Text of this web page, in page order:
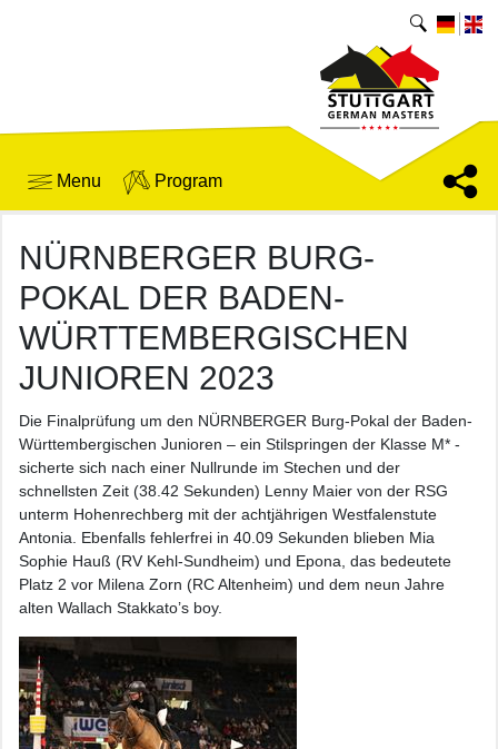
Menu Program
NÜRNBERGER BURG-
POKAL DER BADEN-
WÜRTTEMBERGISCHEN
JUNIOREN 2023
Die Finalprüfung um den NÜRNBERGER Burg-Pokal der Baden-
Württembergischen Junioren – ein Stilspringen der Klasse M* -
sicherte sich nach einer Nullrunde im Stechen und der
schnellsten Zeit (38.42 Sekunden) Lenny Maier von der RSG
unterm Hohenrechberg mit der achtjährigen Westfalenstute
Antonia. Ebenfalls fehlerfrei in 40.09 Sekunden blieben Mia
Sophie Hauß (RV Kehl-Sundheim) und Epona, das bedeutete
Platz 2 vor Milena Zorn (RC Altenheim) und dem neun Jahre
alten Wallach Stakkato’s boy.